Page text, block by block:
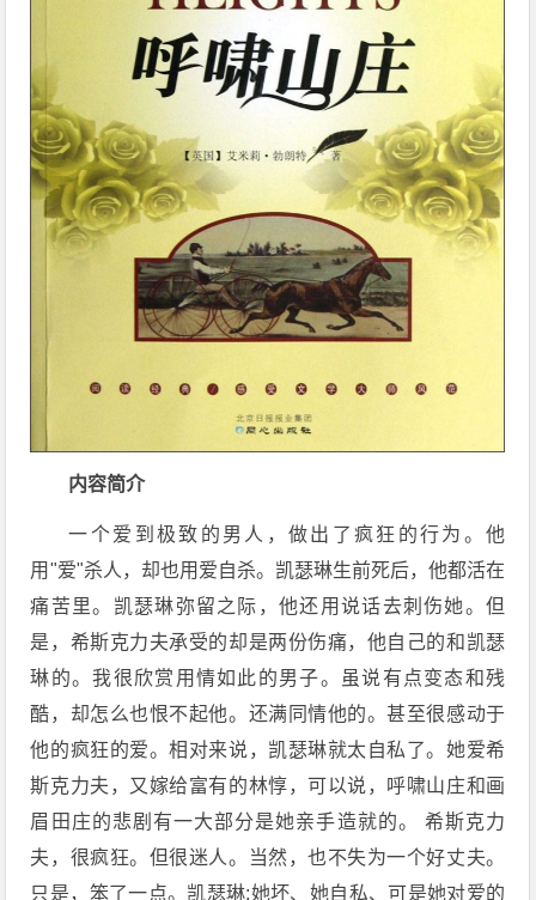
内容简介
一个爱到极致的男人，做出了疯狂的行为。他
用"爱"杀人，却也用爱自杀。凯瑟琳生前死后，他都活在
痛苦里。凯瑟琳弥留之际，他还用说话去刺伤她。但
是，希斯克力夫承受的却是两份伤痛，他自己的和凯瑟
琳的。我很欣赏用情如此的男子。虽说有点变态和残
酷，却怎么也恨不起他。还满同情他的。甚至很感动于
他的疯狂的爱。相对来说，凯瑟琳就太自私了。她爱希
斯克力夫，又嫁给富有的林惇，可以说，呼啸山庄和画
眉田庄的悲剧有一大部分是她亲手造就的。 希斯克力
夫，很疯狂。但很迷人。当然，也不失为一个好丈夫。
只是，笨了一点。凯瑟琳:她坏、她自私、可是她对爱的